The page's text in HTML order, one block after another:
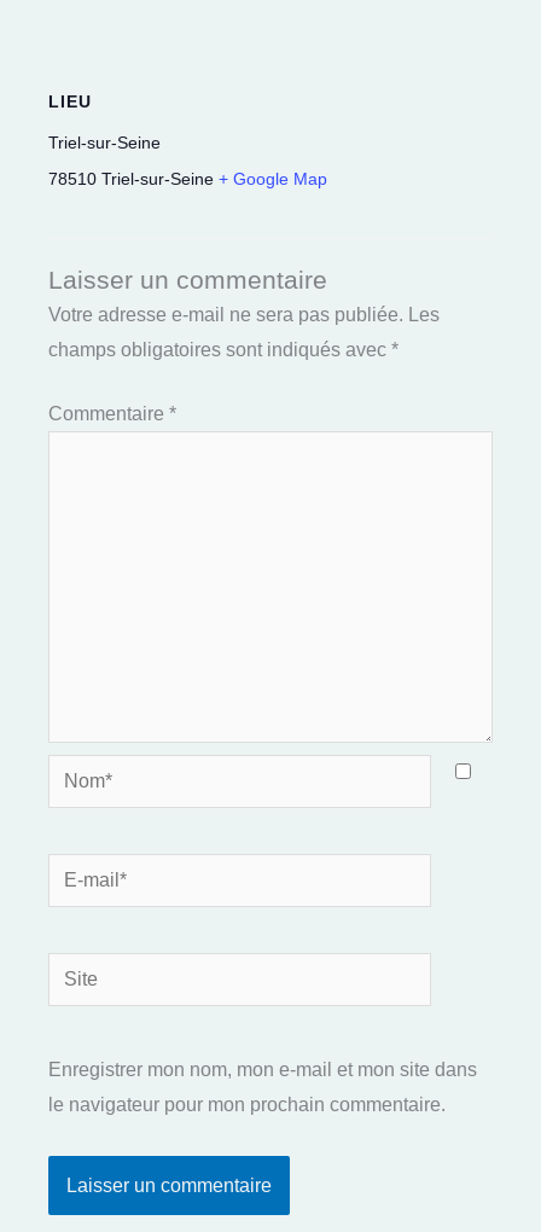
LIEU
Triel-sur-Seine
78510 Triel-sur-Seine + Google Map
Laisser un commentaire
Votre adresse e-mail ne sera pas publiée. Les
champs obligatoires sont indiqués avec *
Commentaire *
Nom*
E-
mail*
Site
Enregistrer mon nom, mon e-mail et mon site dans
le navigateur pour mon prochain commentaire.